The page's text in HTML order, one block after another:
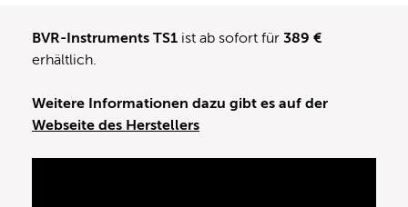
BVR-Instruments TS1 ist ab sofort für 389 €
erhältlich.
Weitere Informationen dazu gibt es auf der
Webseite des Herstellers